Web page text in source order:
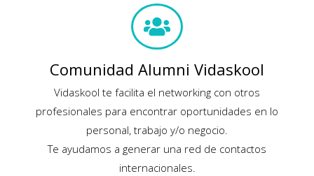
Comunidad Alumni Vidaskool
Vidaskool te facilita el networking con otros
profesionales para encontrar oportunidades en lo
personal, trabajo y/o negocio.
Te ayudamos a generar una red de contactos
internacionales.